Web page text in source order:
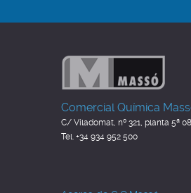
Comercial Química
C/ Viladomat, nº 321, planta 5ª
Tel. +34 934 952 500